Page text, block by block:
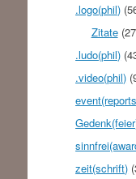
.logo(phil)
Zitate
.ludo(phil)
.video(phil)
zeit(schrift)